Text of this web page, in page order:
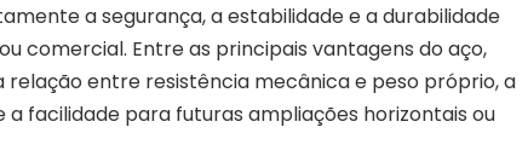
a segurança, a estabilidade e a durabilidade
comercial. Entre as principais vantagens do aço,
entre resistência mecânica e peso próprio, a
facilidade para futuras ampliações horizontais ou